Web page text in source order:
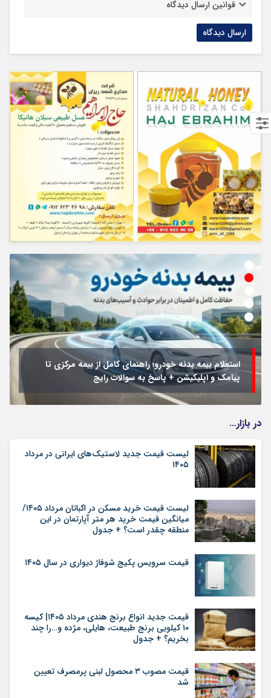
قوانین ارسال دیدگاه
استعلام بیمه بدنه خودرو؛ راهنمای کامل از بیمه مرکزی تا
پیامک و اپلیکیشن + پاسخ به سوالات رایج
در بازار…
لیست قیمت جدید لاستیک‌های ایرانی در مرداد
۱۴۰۵
لیست قیمت خرید مسکن در اکباتان مرداد ۱۴۰۵/
میانگین قیمت خرید هر متر آپارتمان در این
منطقه چقدر است؟ + جدول
قیمت سرویس پکیج شوفاژ دیواری در سال ۱۴۰۵
قیمت جدید انواع برنج هندی مرداد ۱۴۰۵| کیسه
۱۰ کیلویی برنج طبیعت، هایلی، مژده و…را چند
بخریم؟ + جدول
قیمت مصوب ۳ محصول لبنی پرمصرف تعیین
شد